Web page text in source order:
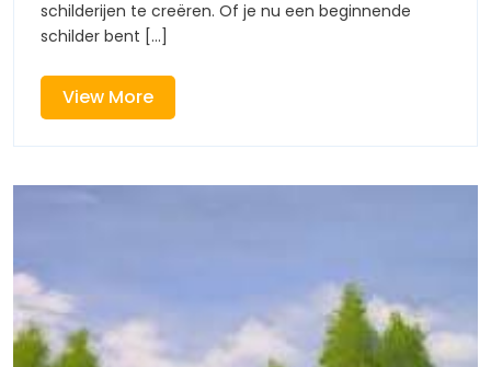
schilderijen te creëren. Of je nu een beginnende
schilder bent [...]
View MoreView
More